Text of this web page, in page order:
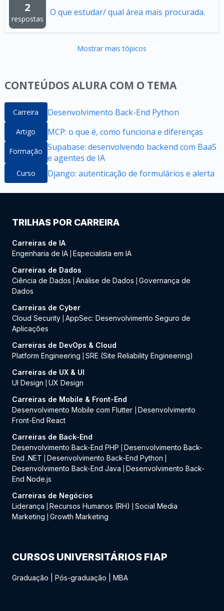
2
respostas
O que estudar/ qual área mais procurada.
Mostrar mais tópicos
CONTEÚDOS ALURA COM O TEMA
Carreira Desenvolvimento Back-End Python
Artigo MCP: o que é, como funciona e diferenças
Formação Supabase: desenvolvendo backend com BaaS
e agentes de IA
Curso Django: autenticação de formulários e alerta
TRILHAS POR CARREIRA
Carreiras de IA
Engenharia de IA Especialista em IA
Carreiras de Dados
Ciência de Dados
Análise de Dados
Governança de
Dados
Carreiras de Cyber
Cloud Security AppSec: Desenvolvimento Seguro de
Aplicações
Carreiras de DevOps & Cloud
Platform Engineering
SRE (Site Reliability Engineering)
Carreiras de UX & UI
UI Design
UX Design
Carreiras de Mobile & Front-End
Desenvolvimento Mobile com Flutter
Desenvolvimento
Front-End React
Carreiras de Back-End
Desenvolvimento Back-End PHP
Desenvolvimento Back-
End .NET
Desenvolvimento Back-End Python
Desenvolvimento Back-End Java
Desenvolvimento Back-
End Node.js
Carreiras de Negócios
Liderança
Recursos Humanos (RH)
Social Media
Marketing
Growth Marketing
CURSOS UNIVERSITÁRIOS FIAP
Graduação Pós-graduação MBA